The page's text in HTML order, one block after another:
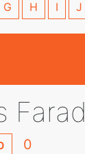
G H I J
Farad
0